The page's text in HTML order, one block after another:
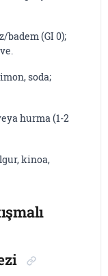
(GI 0);
soda;
hurma (1-2
kinoa,